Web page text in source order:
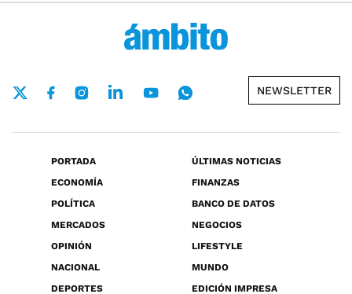
NEWSLETTER
PORTADA
ÚLTIMAS NOTICIAS
ECONOMÍA
FINANZAS
POLÍTICA
BANCO DE DATOS
MERCADOS
NEGOCIOS
OPINIÓN
LIFESTYLE
NACIONAL
MUNDO
DEPORTES
EDICIÓN IMPRESA